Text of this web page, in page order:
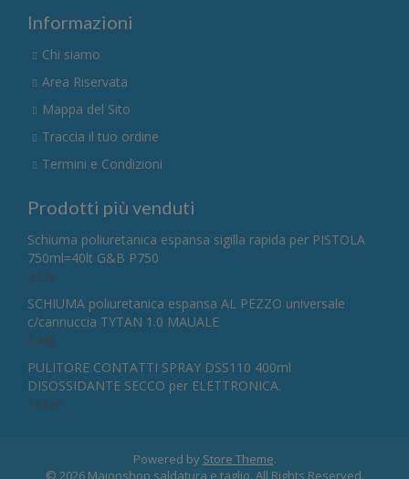
Informazioni
Chi siamo
Area Riservata
Mappa del Sito
Traccia il tuo ordine
Termini e Condizioni
Prodotti più venduti
Schiuma poliuretanica espansa sigilla rapida per PISTOLA
750ml=40lt G&B P750
4,67€
SCHIUMA poliuretanica espansa AL PEZZO universale
c/cannuccia TYTAN 1.0 MAUALE
5,49€
PULITORE CONTATTI SPRAY DSS110 400ml
DISOSSIDANTE SECCO per ELETTRONICA.
14,87€
Powered by Store Theme.
© 2026 Majonshop saldatura e taglio. All Rights Reserved.